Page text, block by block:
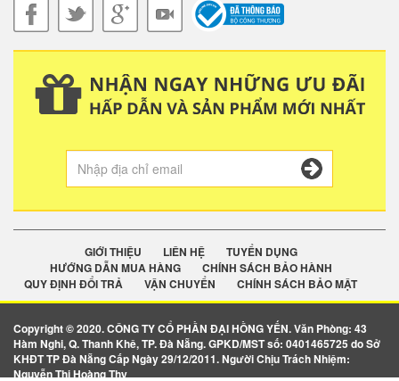
GIỚI THIỆU LIÊN HỆ
TUYỂN DỤNG
HƯỚNG DẪN MUA HÀNG
CHÍNH SÁCH BẢO HÀNH
QUY ĐỊNH ĐỔI TRẢ
VẬN CHUYỂN CHÍNH SÁCH BẢO MẬT
Copyright © 2020. CÔNG TY CỔ PHẦN ĐẠI HỒNG YẾN. Văn Phòng: 43
Hàm Nghi, Q. Thanh Khê, TP. Đà Nẵng. GPKD/MST số: 0401465725 do Sở
KHĐT TP Đà Nẵng Cấp Ngày 29/12/2011. Người Chịu Trách Nhiệm:
Nguyễn Thị Hoàng Thy